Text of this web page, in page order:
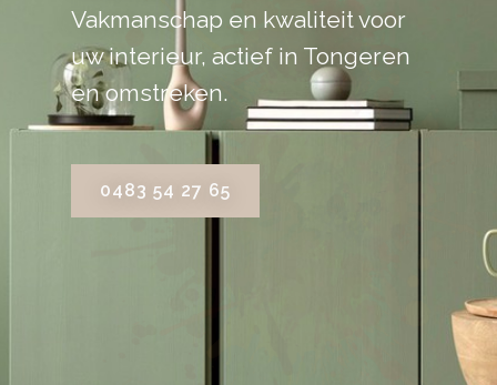
Vakmanschap en kwaliteit voor
uw interieur, actief in Tongeren
en omstreken.
0483 54 27 65